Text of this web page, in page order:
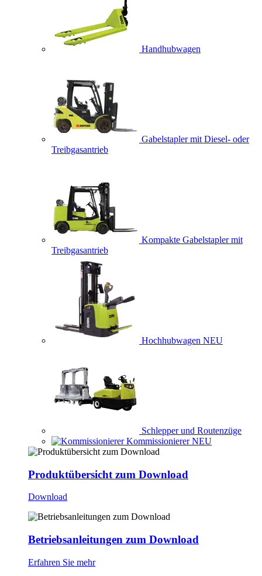
Handhubwagen
Gabelstapler mit Diesel- oder
Treibgasantrieb
Kompakte Gabelstapler mit
Treibgasantrieb
Hochhubwagen NEU
Schlepper und Routenzüge
Kommissionierer NEU
Produktübersicht zum Download
Download
Betriebsanleitungen zum Download
Erfahren Sie mehr